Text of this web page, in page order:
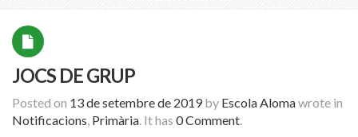
JOCS DE GRUP
Posted on 13 de setembre de 2019 by Escola Alomawrote in
Notificacions, Primària. It has 0 Comment.